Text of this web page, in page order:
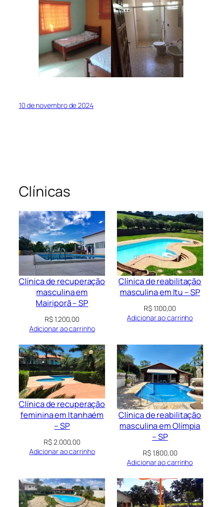
10 de novembro de 2024
Clínicas
Clínica de recuperação
masculina em
Mairiporã – SP
R$1.200,00
Adicionar ao carrinho
Clínica de reabilitação
masculina em Itu – SP
R$1.100,00
Adicionar ao carrinho
Clínica de recuperação
feminina em Itanhaém
– SP
R$2.000,00
Adicionar ao carrinho
Clínica de reabilitação
masculina em Olímpia
– SP
R$1.800,00
Adicionar ao carrinho